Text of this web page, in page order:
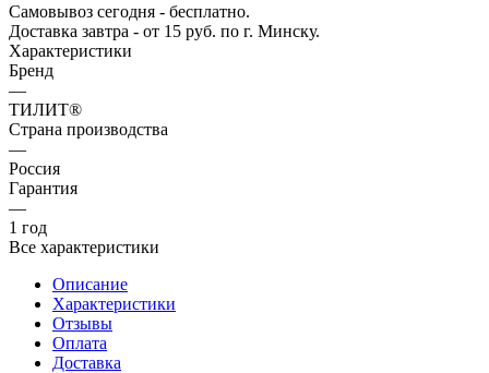
Самовывоз сегодня - бесплатно.
Доставка завтра - от 15 руб. по г. Минску.
Характеристики
Бренд
—
ТИЛИТ®
Страна производства
—
Россия
Гарантия
—
1 год
Все характеристики
Описание
Характеристики
Отзывы
Оплата
Доставка